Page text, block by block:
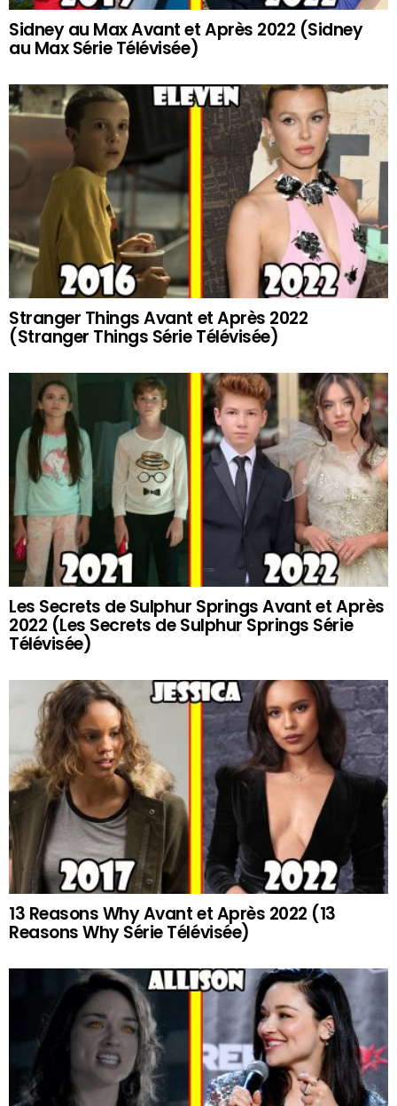
Sidney au Max Avant et Après 2022 (Sidney
au Max Série Télévisée)
Stranger Things Avant et Après 2022
(Stranger Things Série Télévisée)
Les Secrets de Sulphur Springs Avant et Après
2022 (Les Secrets de Sulphur Springs Série
Télévisée)
13 Reasons Why Avant et Après 2022 (13
Reasons Why Série Télévisée)